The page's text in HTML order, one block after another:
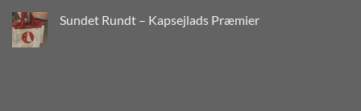
Sundet Rundt – Kapsejlads Præmier